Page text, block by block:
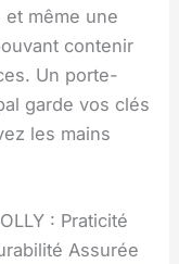
et même une
contenir
Un porte-
garde vos clés
les mains
: Praticité
Assurée